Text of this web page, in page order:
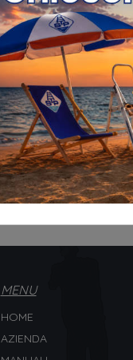
00:00
MENU
HOME
AZIENDA